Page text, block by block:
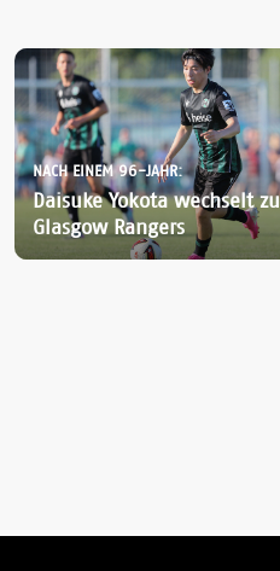
NACH EINEM 96-JAHR:
Daisuke Yokota wechselt
Glasgow Rangers